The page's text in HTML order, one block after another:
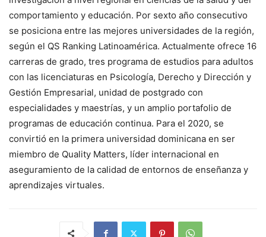
comportamiento y educación. Por sexto año consecutivo
se posiciona entre las mejores universidades de la región,
según el QS Ranking Latinoamérica. Actualmente ofrece 16
carreras de grado, tres programa de estudios para adultos
con las licenciaturas en Psicología, Derecho y Dirección y
Gestión Empresarial, unidad de postgrado con
especialidades y maestrías, y un amplio portafolio de
programas de educación continua. Para el 2020, se
convirtió en la primera universidad dominicana en ser
miembro de Quality Matters, líder internacional en
aseguramiento de la calidad de entornos de enseñanza y
aprendizajes virtuales.